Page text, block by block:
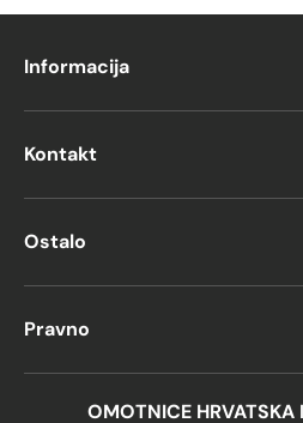
Informacija
Kontakt
Ostalo
Pravno
OMOTNICE HRVATSKA